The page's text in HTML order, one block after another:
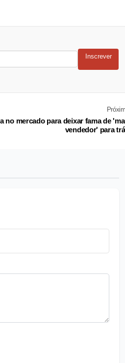
Inscrever
no mercado para deixar fama de
vendedor' para